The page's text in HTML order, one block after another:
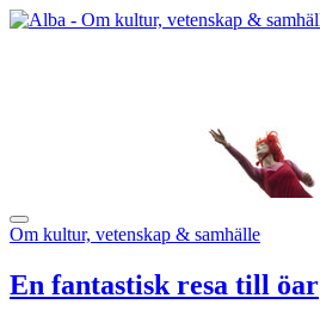
Om kultur, vetenskap & samhälle
En fantastisk resa till öar